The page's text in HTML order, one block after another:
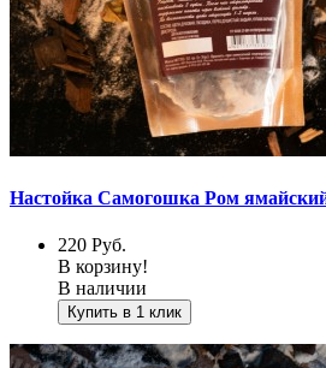
Настойка Самогошка Ром
220 Руб.
В корзину!
В наличии
Купить в 1 клик